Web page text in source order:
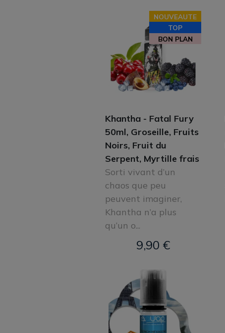
NOUVEAUTE
TOP
BON PLAN
Khantha - Fatal Fury
50ml, Groseille, Fruits
Noirs, Fruit du
Serpent, Myrtille frais
Sorti vivant d’un
chaos que peu
peuvent imaginer,
Khantha n’a plus
qu’un o...
9,90 €